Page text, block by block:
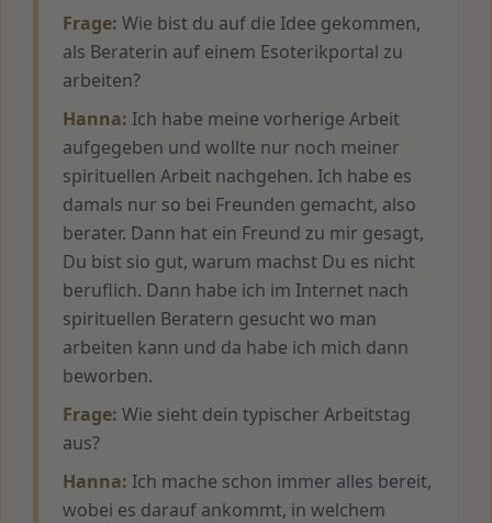
Frage: Wie bist du auf die Idee gekommen,
als Beraterin auf einem Esoterikportal zu
arbeiten?
Hanna: Ich habe meine vorherige Arbeit
aufgegeben und wollte nur noch meiner
spirituellen Arbeit nachgehen. Ich habe es
damals nur so bei Freunden gemacht, also
berater. Dann hat ein Freund zu mir gesagt,
Du bist sio gut, warum machst Du es nicht
beruflich. Dann habe ich im Internet nach
spirituellen Beratern gesucht wo man
arbeiten kann und da habe ich mich dann
beworben.
Frage: Wie sieht dein typischer Arbeitstag
aus?
Hanna: Ich mache schon immer alles bereit,
wobei es darauf ankommt, in welchem